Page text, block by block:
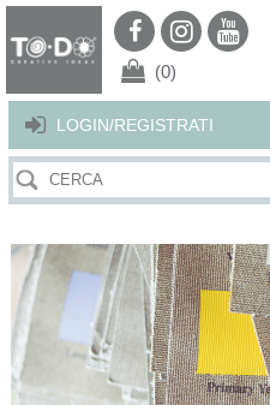
Per offrirti il miglior servizio
Continuando la navigazione nel sito
LOGIN/REGISTRATI
(0)